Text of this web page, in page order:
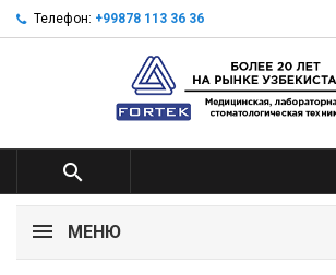
Телефон: +99878 113 36 36

МЕНЮ